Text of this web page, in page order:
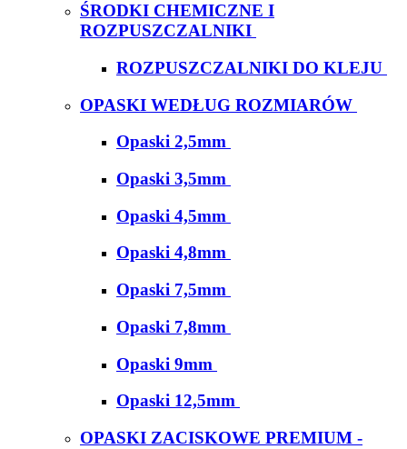
ŚRODKI CHEMICZNE I
ROZPUSZCZALNIKI
ROZPUSZCZALNIKI DO KLEJU
OPASKI WEDŁUG ROZMIARÓW
Opaski 2,5mm
Opaski 3,5mm
Opaski 4,5mm
Opaski 4,8mm
Opaski 7,5mm
Opaski 7,8mm
Opaski 9mm
Opaski 12,5mm
OPASKI ZACISKOWE PREMIUM -